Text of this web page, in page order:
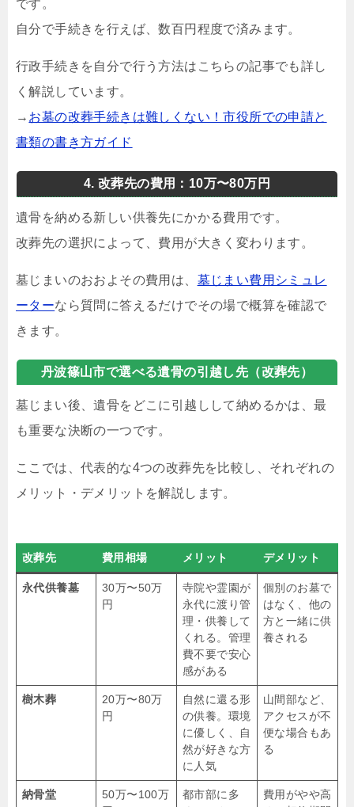
です。
自分で手続きを行えば、数百円程度で済みます。
行政手続きを自分で行う方法はこちらの記事でも詳し
く解説しています。
→ お墓の改葬手続きは難しくない！市役所での申請と
書類の書き方ガイド
4. 改葬先の費用：10万〜80万円
遺骨を納める新しい供養先にかかる費用です。
改葬先の選択によって、費用が大きく変わります。
墓じまいのおおよその費用は、 墓じまい費用シミュレ
ーターなら質問に答えるだけでその場で概算を確認で
きます。
丹波篠山市で選べる遺骨の引越し先（改葬先）
墓じまい後、遺骨をどこに引越しして納めるかは、最
も重要な決断の一つです。
ここでは、代表的な4つの改葬先を比較し、それぞれの
メリット・デメリットを解説します。
改葬先 費用相場 メリット デメリット
永代供養墓
30万〜50万
円
寺院や霊園が
永代に渡り管
理・供養して
くれる。管理
費不要で安心
感がある
個別のお墓で
はなく、他の
方と一緒に供
養される
樹木葬
20万〜80万
円
自然に還る形
の供養。環境
に優しく、自
然が好きな方
に人気
山間部など、
アクセスが不
便な場合もあ
る
納骨堂
50万〜100万
都市部に多
費用がやや高